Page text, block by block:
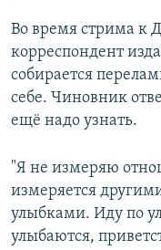
Во время стрима к
корреспондент
собирается
себе. Чиновник
ещё надо узнать.
"Я не измеряю
измеряется
улыбками. Иду по
улыбаются,